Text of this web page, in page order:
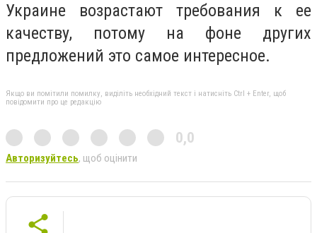
Украине возрастают требования к ее
качеству, потому на фоне других
предложений это самое интересное.
Якщо ви помітили помилку, виділіть необхідний текст і натисніть Ctrl + Enter, щоб
повідомити про це редакцію
0,0
Авторизуйтесь, щоб оцінити